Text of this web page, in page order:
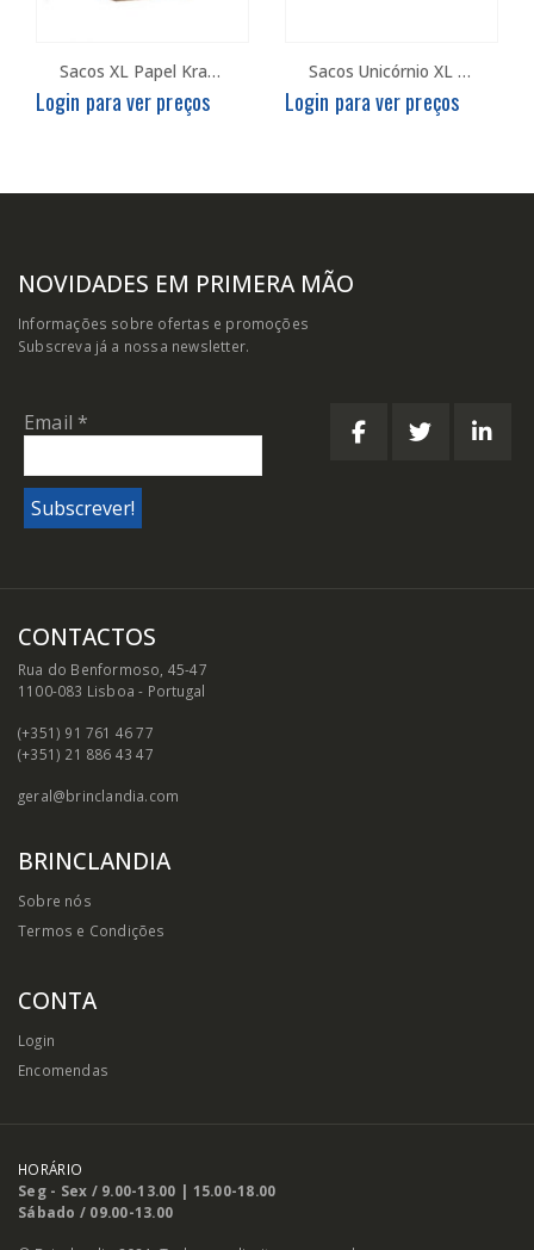
Sacos XL Papel Kraft – Emb. c/10
Login para ver preços
Sacos Unicórnio XL – Emb. c/12
Login para ver preços
NOVIDADES EM PRIMERA MÃO
Informações sobre ofertas e promoções
Subscreva já a nossa newsletter.
Email *
CONTACTOS
Rua do Benformoso, 45-47
1100-083 Lisboa - Portugal
(+351) 91 761 46 77
(+351) 21 886 43 47
geral@brinclandia.com
BRINCLANDIA
Sobre nós
Termos e Condições
CONTA
Login
Encomendas
HORÁRIO
Seg - Sex / 9.00-13.00 | 15.00-18.00
Sábado / 09.00-13.00